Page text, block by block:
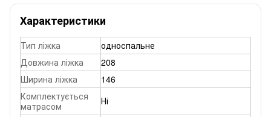
Характеристики
Тип ліжка
односпальне
Довжина ліжка
208
Ширина ліжка
146
Комплектується
матрасом
Ні